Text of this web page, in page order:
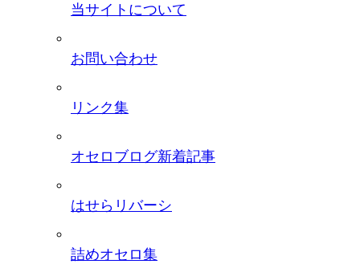
当サイトについて
お問い合わせ
リンク集
オセロブログ新着記事
はせらリバーシ
詰めオセロ集